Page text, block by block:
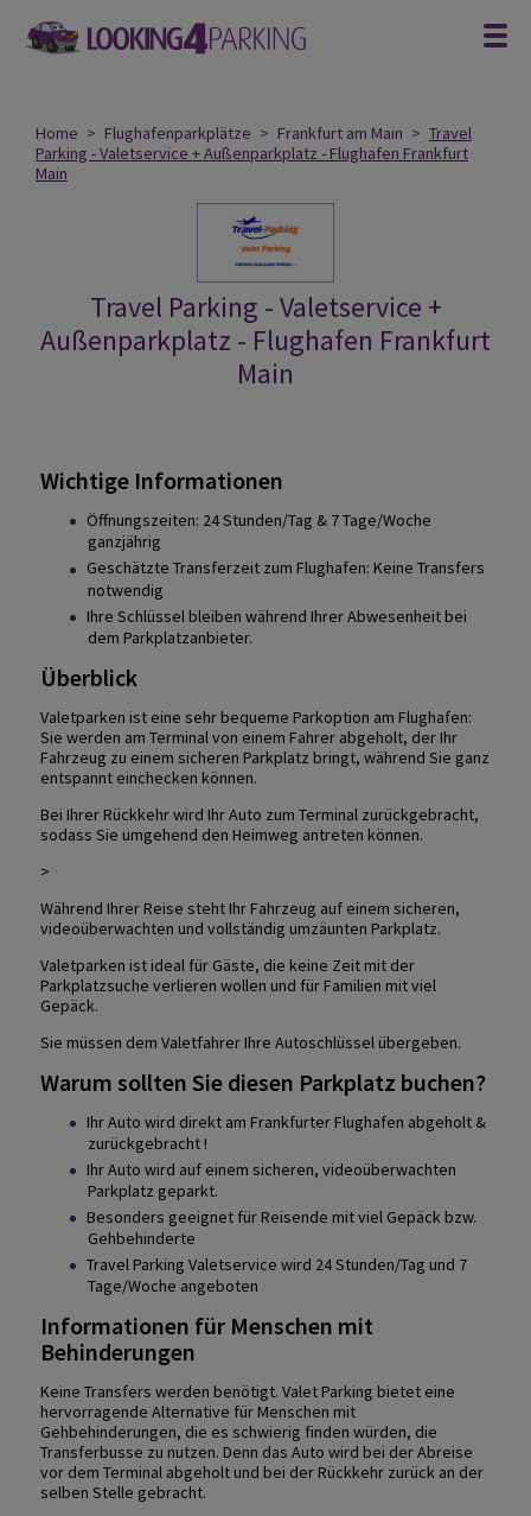
Home > Flughafenparkplätze > Frankfurt am Main > Travel
Parking - Valetservice + Außenparkplatz - Flughafen Frankfurt
Main
Travel Parking - Valetservice +
Außenparkplatz - Flughafen Frankfurt
Main
Wichtige Informationen
Öffnungszeiten: 24 Stunden/Tag & 7 Tage/Woche
ganzjährig
Geschätzte Transferzeit zum Flughafen: Keine Transfers
notwendig
Ihre Schlüssel bleiben während Ihrer Abwesenheit bei
dem Parkplatzanbieter.
Überblick
Valetparken ist eine sehr bequeme Parkoption am Flughafen:
Sie werden am Terminal von einem Fahrer abgeholt, der Ihr
Fahrzeug zu einem sicheren Parkplatz bringt, während Sie ganz
entspannt einchecken können.
Bei Ihrer Rückkehr wird Ihr Auto zum Terminal zurückgebracht,
sodass Sie umgehend den Heimweg antreten können.
>
Während Ihrer Reise steht Ihr Fahrzeug auf einem sicheren,
videoüberwachten und vollständig umzäunten Parkplatz.
Valetparken ist ideal für Gäste, die keine Zeit mit der
Parkplatzsuche verlieren wollen und für Familien mit viel
Gepäck.
Sie müssen dem Valetfahrer Ihre Autoschlüssel übergeben.
Warum sollten Sie diesen Parkplatz buchen?
Ihr Auto wird direkt am Frankfurter Flughafen abgeholt &
zurückgebracht !
Ihr Auto wird auf einem sicheren, videoüberwachten
Parkplatz geparkt.
Besonders geeignet für Reisende mit viel Gepäck bzw.
Gehbehinderte
Travel Parking Valetservice wird 24 Stunden/Tag und 7
Tage/Woche angeboten
Informationen für Menschen mit
Behinderungen
Keine Transfers werden benötigt. Valet Parking bietet eine
hervorragende Alternative für Menschen mit
Gehbehinderungen, die es schwierig finden würden, die
Transferbusse zu nutzen. Denn das Auto wird bei der Abreise
vor dem Terminal abgeholt und bei der Rückkehr zurück an der
selben Stelle gebracht.